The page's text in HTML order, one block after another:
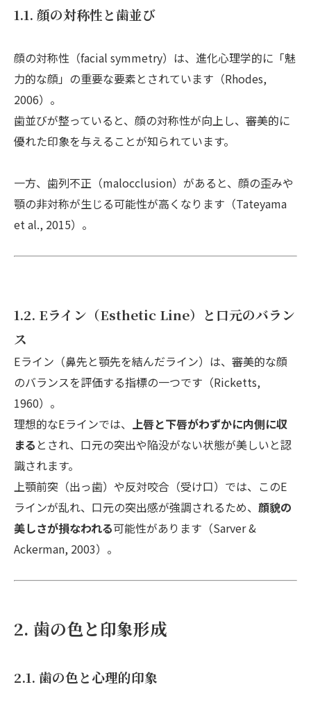
1.1. 顔の対称性と歯並び
顔の対称性（facial symmetry）は、進化心理学的に「魅
力的な顔」の重要な要素とされています（Rhodes,
2006）。
歯並びが整っていると、顔の対称性が向上し、審美的に
優れた印象を与えることが知られています。
一方、歯列不正（malocclusion）があると、顔の歪みや
顎の非対称が生じる可能性が高くなります（Tateyama
et al., 2015）。
1.2. Eライン（Esthetic Line）と口元のバラン
ス
Eライン（鼻先と顎先を結んだライン）は、審美的な顔
のバランスを評価する指標の一つです（Ricketts,
1960）。
理想的なEラインでは、 上唇と下唇がわずかに内側に収
まる とされ、口元の突出や陥没がない状態が美しいと認
識されます。
上顎前突（出っ歯）や反対咬合（受け口）では、このE
ラインが乱れ、口元の突出感が強調されるため、 顔貌の
美しさが損なわれる可能性があります（Sarver &
Ackerman, 2003）。
2. 歯の色と印象形成
2.1. 歯の色と心理的印象